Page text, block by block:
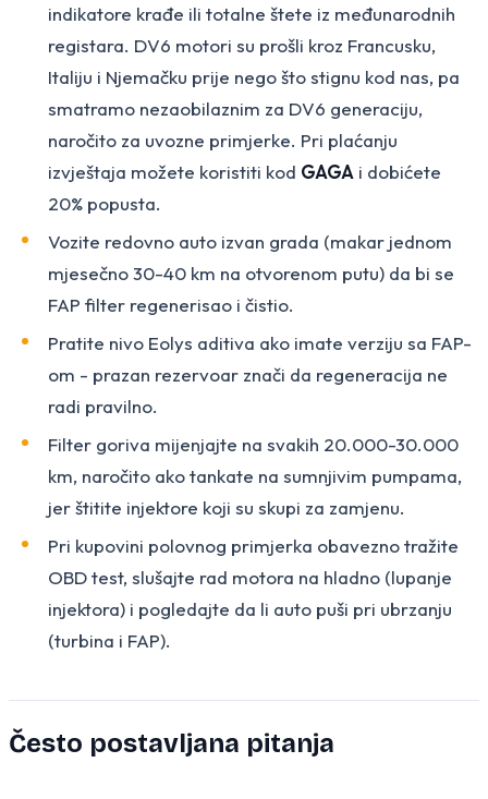
indikatore krađe ili totalne štete iz međunarodnih
registara. DV6 motori su prošli kroz Francusku,
Italiju i Njemačku prije nego što stignu kod nas, pa
smatramo nezaobilaznim za DV6 generaciju,
naročito za uvozne primjerke. Pri plaćanju
izvještaja možete koristiti kod GAGA i dobićete
20% popusta.
Vozite redovno auto izvan grada (makar jednom
mjesečno 30-40 km na otvorenom putu) da bi se
FAP filter regenerisao i čistio.
Pratite nivo Eolys aditiva ako imate verziju sa FAP-
om - prazan rezervoar znači da regeneracija ne
radi pravilno.
Filter goriva mijenjajte na svakih 20.000-30.000
km, naročito ako tankate na sumnjivim pumpama,
jer štitite injektore koji su skupi za zamjenu.
Pri kupovini polovnog primjerka obavezno tražite
OBD test, slušajte rad motora na hladno (lupanje
injektora) i pogledajte da li auto puši pri ubrzanju
(turbina i FAP).
Često postavljana pitanja